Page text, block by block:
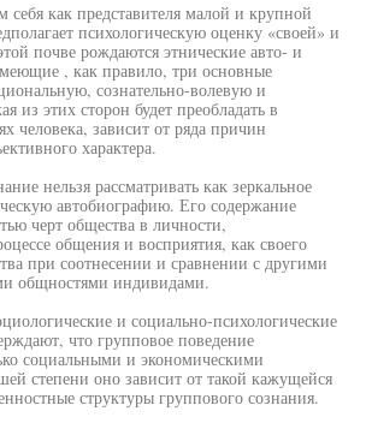
себя как представителя малой и крупной
психологическую оценку «своей» и
почве рождаются этнические авто- и
, как правило, три основные
сознательно-волевую и
из этих сторон будет преобладать в
человека, зависит от ряда причин
характера.
нельзя рассматривать как зеркальное
автобиографию. Его содержание
черт общества в личности,
общения и восприятия, как своего
при соотнесении и сравнении с другими
общностями индивидами.
и социально-психологические
что групповое поведение
социальными и экономическими
степени оно зависит от такой кажущейся
структуры группового сознания.